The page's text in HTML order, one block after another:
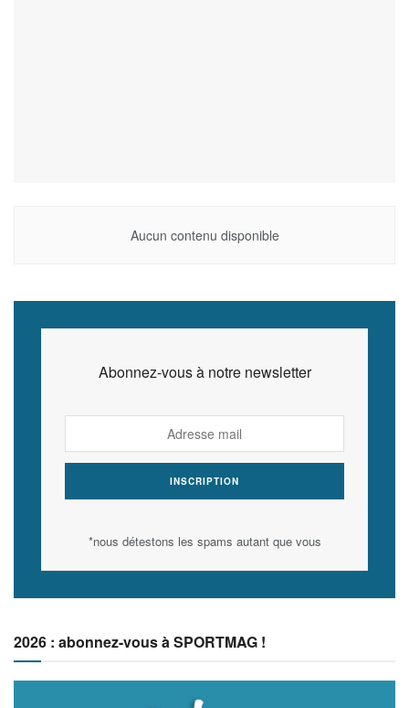
Aucun contenu disponible
Abonnez-vous à notre newsletter
*nous détestons les spams autant que vous
2026 : abonnez-vous à SPORTMAG !